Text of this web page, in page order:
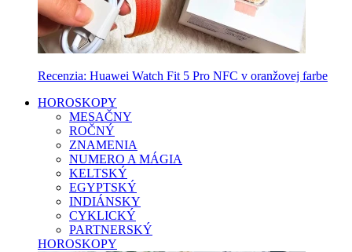
Recenzia: Huawei Watch Fit 5 Pro NFC v oranžovej farbe
HOROSKOPY
MESAČNY
ROČNÝ
ZNAMENIA
NUMERO A MÁGIA
KELTSKÝ
EGYPTSKÝ
INDIÁNSKY
CYKLICKÝ
PARTNERSKÝ
HOROSKOPY